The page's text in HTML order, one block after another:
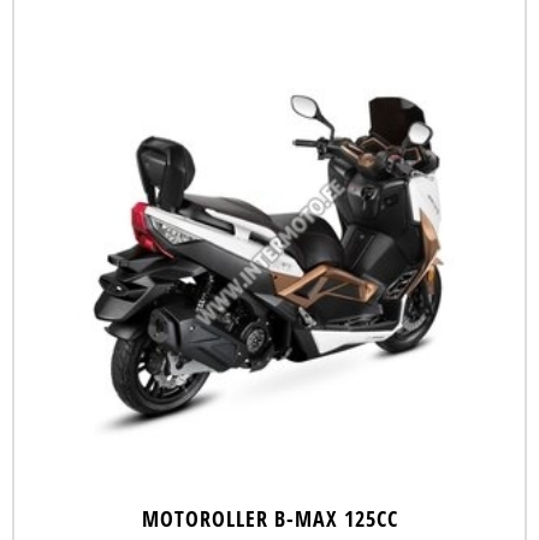
MOTOROLLER B-MAX 125CC